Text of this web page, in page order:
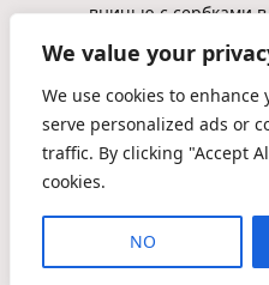
We value your
We use cookies to
serve personalized ads or
traffic. By clicking "Accept
cookies.
NO
вничью с сербками
2026 ©Glimpse Blog
WordPress | By